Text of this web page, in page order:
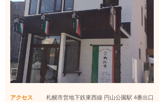
アクセス
札幌市営地下鉄東西線 円山公園駅 4番出口